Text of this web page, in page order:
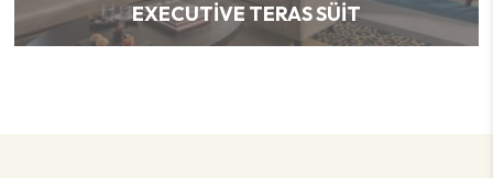
EXECUTIVE TERAS SÜIT